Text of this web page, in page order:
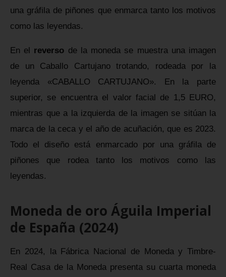
una gráfila de piñones que enmarca tanto los motivos
como las leyendas.
En el reverso de la moneda se muestra una imagen
de un Caballo Cartujano trotando, rodeada por la
leyenda «CABALLO CARTUJANO». En la parte
superior, se encuentra el valor facial de 1,5 EURO,
mientras que a la izquierda de la imagen se sitúan la
marca de la ceca y el año de acuñación, que es 2023.
Todo el diseño está enmarcado por una gráfila de
piñones que rodea tanto los motivos como las
leyendas.
Moneda de oro Águila Imperial
de España (2024)
En 2024, la Fábrica Nacional de Moneda y Timbre-
Real Casa de la Moneda presenta su cuarta moneda